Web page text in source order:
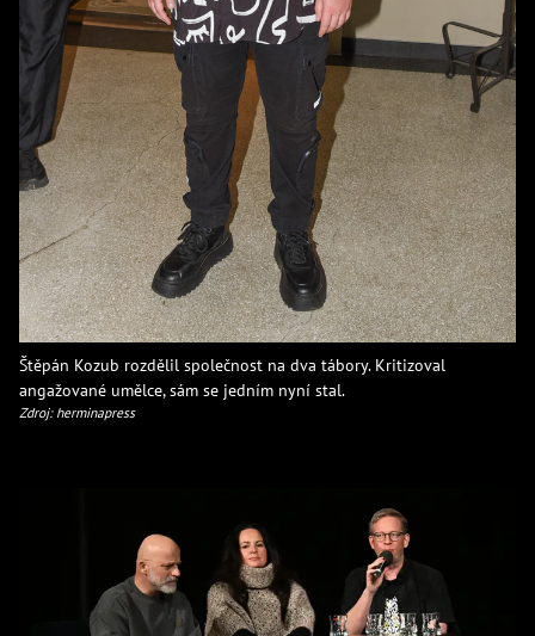
Štěpán Kozub rozdělil společnost na dva tábory. Kritizoval
angažované umělce, sám se jedním nyní stal.
Zdroj: herminapress